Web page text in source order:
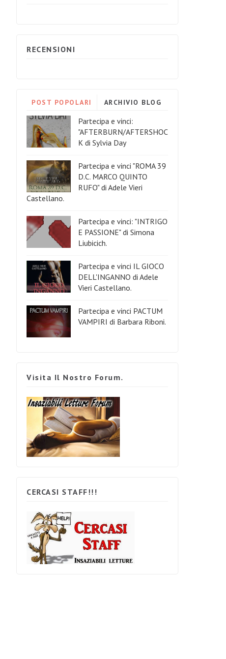
RECENSIONI
POST POPOLARI ARCHIVIO BLOG
Partecipa e vinci:
"AFTERBURN/AFTERSHOC
K di Sylvia Day
Partecipa e vinci "ROMA 39
D.C. MARCO QUINTO
RUFO" di Adele Vieri
Castellano.
Partecipa e vinci: "INTRIGO
E PASSIONE" di Simona
Liubicich.
Partecipa e vinci IL GIOCO
DELL'INGANNO di Adele
Vieri Castellano.
Partecipa e vinci PACTUM
VAMPIRI di Barbara Riboni.
Visita Il Nostro Forum.
CERCASI STAFF!!!